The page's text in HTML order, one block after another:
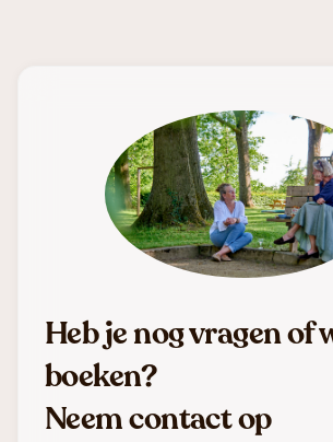
Heb je nog vragen of
boeken?
Neem contact op